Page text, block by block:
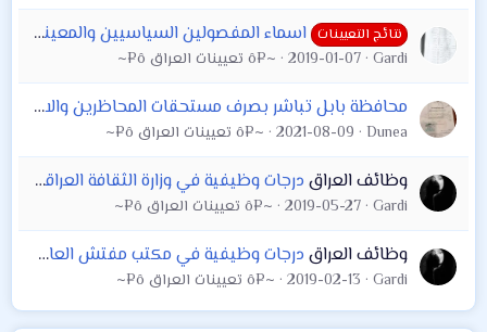
نتائج التعيينات اسماء المفصولين السياسيين والمعينين في وزارة الزراعة ولكافة المحافظات
Gardi
2019-01-07 ~¤ô تعيينات العراق ô¤~
محافظة بابل تباشر بصرف مستحقات المحاظرين والادارين بطريقة الصرف الايدوي او البوردة بصكوك لحين اكمال توطين الراتب على الماستر كارت باثر رجعي من ٢٠٢١/١
Dunea
2021-08-09 ~¤ô تعيينات العراق ô¤~
وظائف العراق درجات وظيفية في وزارة الثقافة العراقية باختصاصات متنوعة
Gardi
2019-05-27 ~¤ô تعيينات العراق ô¤~
وظائف العراق درجات وظيفية في مكتب مفتش العام وزارة الاتصالات
Gardi
2019-02-13 ~¤ô تعيينات العراق ô¤~